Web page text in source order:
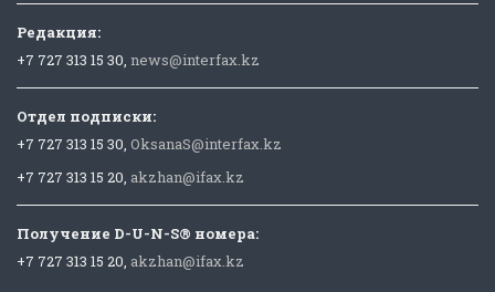
Редакция:
+7 727 313 15 30, news@interfax.kz
Отдел подписки:
+7 727 313 15 30, OksanaS@interfax.kz
+7 727 313 15 20, akzhan@ifax.kz
Получение D-U-N-S® номера:
+7 727 313 15 20, akzhan@ifax.kz